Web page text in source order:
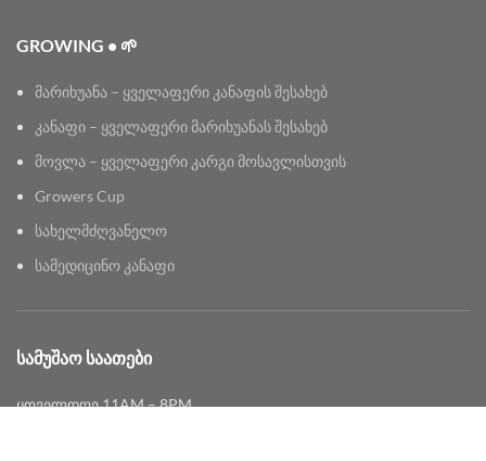
GROWING • 🌱
მარიხუანა – ყველაფერი კანაფის შესახებ
კანაფი – ყველაფერი მარიხუანას შესახებ
მოვლა – ყველაფერი კარგი მოსავლისთვის
Growers Cup
სახელმძღვანელო
სამედიცინო კანაფი
ᲡᲐᲛᲣᲨᲐᲝ ᲡᲐᲐᲗᲔᲑᲘ
ყოველდღე 11AM – 8PM